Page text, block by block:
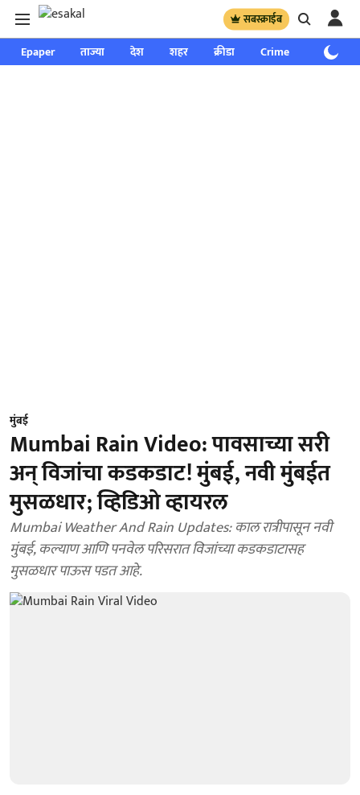
सबस्क्राईब
Epaper ताज्या देश शहर क्रीडा Crime साप्ताहिक
मुंबई
Mumbai Rain Video: पावसाच्या सरी
अन् विजांचा कडकडाट! मुंबई, नवी मुंबईत
मुसळधार; व्हिडिओ व्हायरल
Mumbai Weather And Rain Updates: काल रात्रीपासून नवी
मुंबई, कल्याण आणि पनवेल परिसरात विजांच्या कडकडाटासह
मुसळधार पाऊस पडत आहे.